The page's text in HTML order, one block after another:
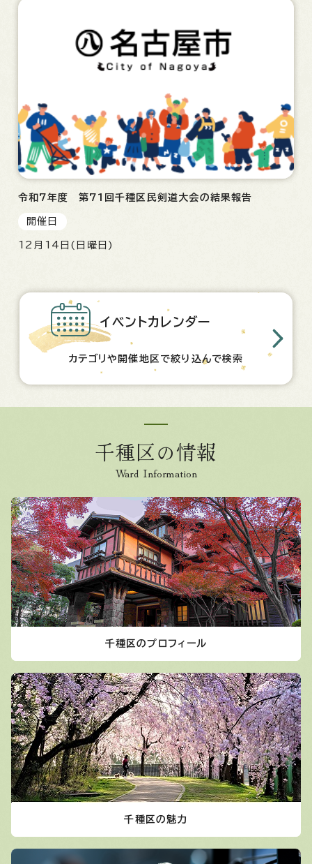
令和7年度 第71回千種区民剣道大会の結果報告
開催日
12月14日(日曜日)
イベントカレンダー
カテゴリや開催地区で絞り込んで検索
千種区の情報
Ward Information
千種区のプロフィール
千種区の魅力